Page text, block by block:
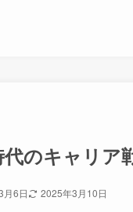
のキャリア
月6日 2025年3月10日